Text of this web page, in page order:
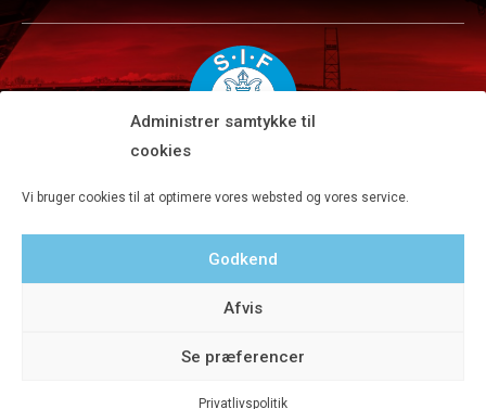
Administrer samtykke til
cookies
Vi bruger cookies til at optimere vores websted og vores service.
Godkend
Afvis
Se præferencer
Privatlivspolitik
Tlf 8680 4477 · Fax 8680 4647 · Kontortid man-fre kl. 9-15